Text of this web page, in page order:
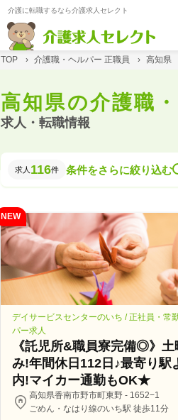
介護に転職するなら介護求人セレクト
TOP › 介護職・ヘルパー 正職員 › 高知県
高知県の介護職
求人・転職情報
求人 116件 条件をさらに絞り込む
NEW
デイサービスセンターのいち / 正社員・常
パー求人
《託児所&職員寮完備◎》
み!年間休日112日♪最寄り駅
内!マイカー通勤もOK★
高知県香南市野市町東野 - 1652−1
ごめん・なはり線のいち駅 徒歩11分